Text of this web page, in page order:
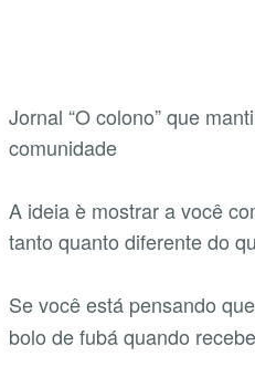
Jornal “O colono” que
comunidade
A ideia è mostrar a você
tanto quanto diferente do
Se você está pensando
bolo de fubá quando